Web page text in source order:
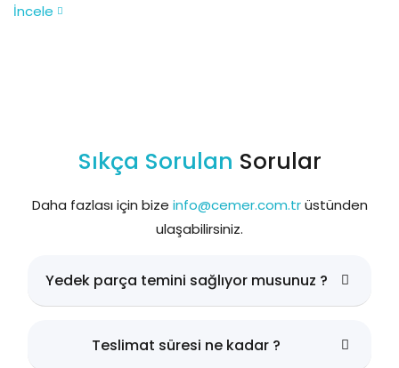
İncele
Sıkça Sorulan Sorular
Daha fazlası için bize info@cemer.com.trüstünden
ulaşabilirsiniz.
Yedek parça temini sağlıyor musunuz ?
Teslimat süresi ne kadar ?